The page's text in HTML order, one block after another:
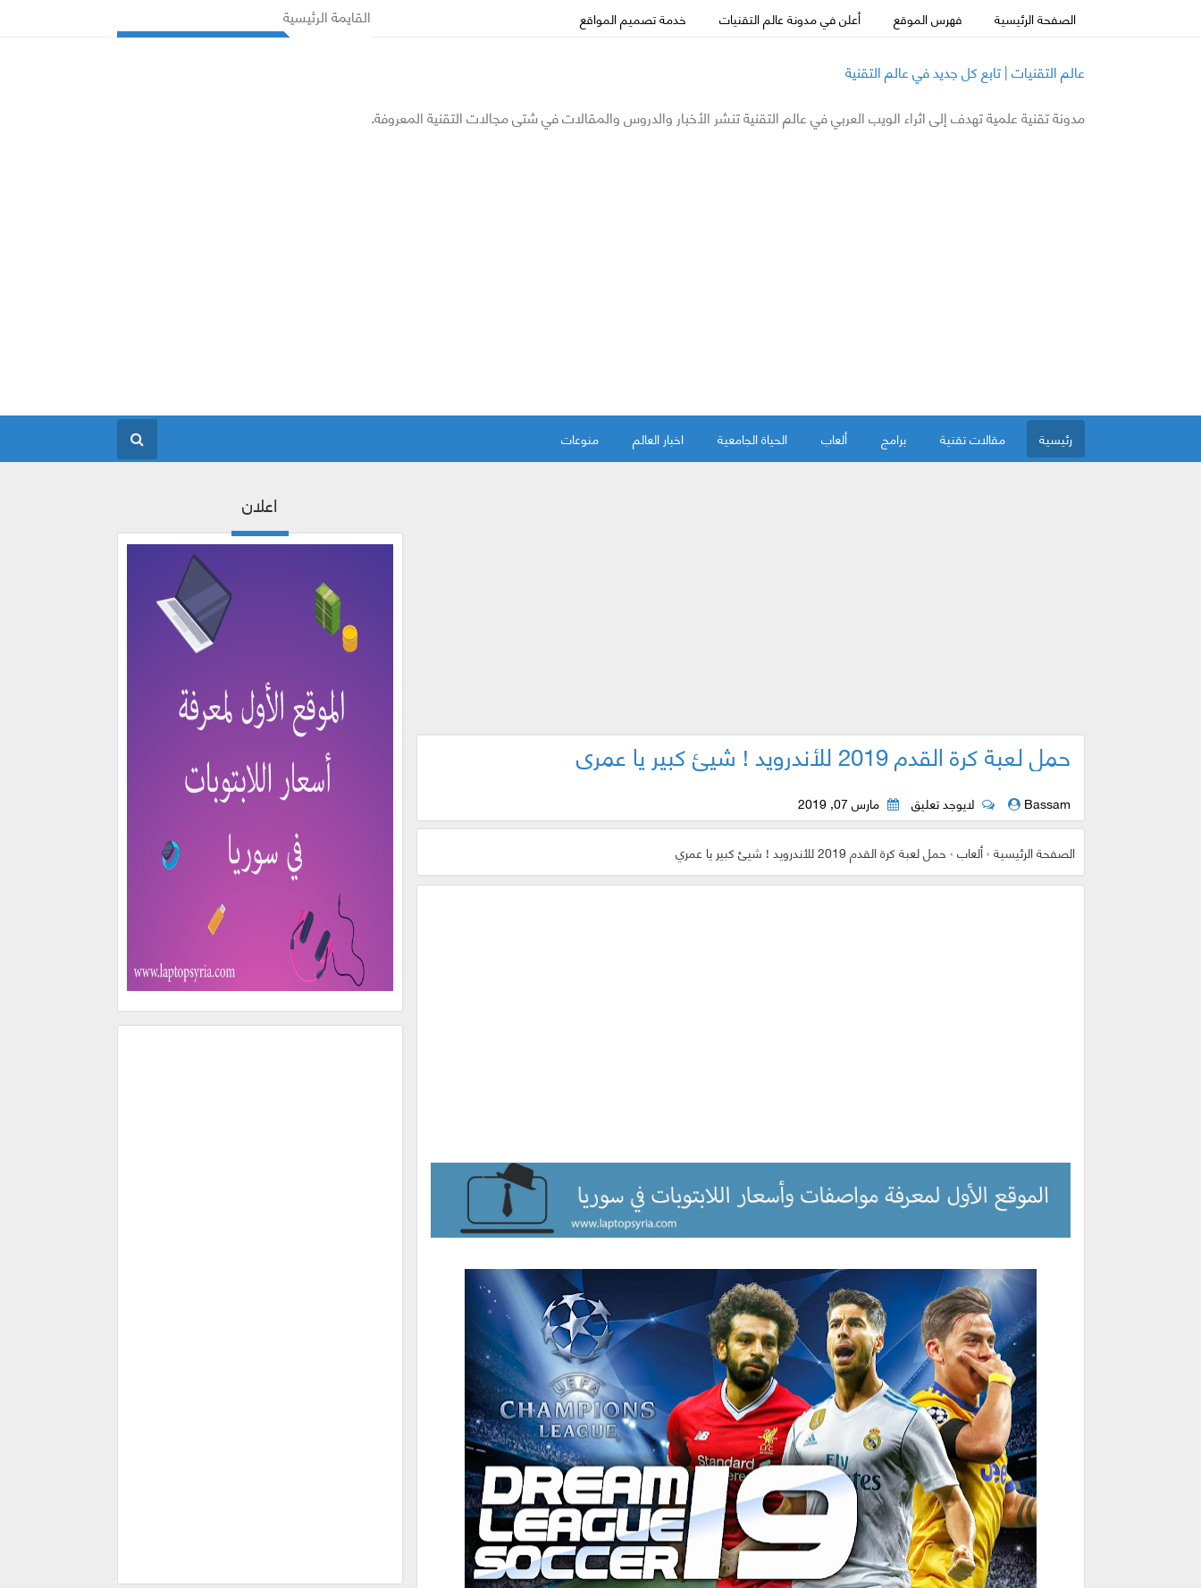
الصفحة الرئيسية فهرس الموقع أعلن في مدونة عالم التقنيات خدمة تصميم المواقع
القايمة الرئيسية
عالم التقنيات | تابع كل جديد في عالم التقنية
مدونة تقنية علمية تهدف إلى اثراء الويب العربي في عالم التقنية تنشر الأخبار والدروس والمقالات في شتى مجالات التقنية المعروفة.
رئيسية مقالات تقنية برامج ألعاب الحياة الجامعية اخبار العالم منوعات
حمل لعبة كرة القدم 2019 للأندرويد ! شيئ كبير يا عمري
Bassam لايوجد تعليق مارس 07, 2019
الصفحة الرئيسية›ألعاب›حمل لعبة كرة القدم 2019 للأندرويد ! شيئ كبير يا عمري
اعلان